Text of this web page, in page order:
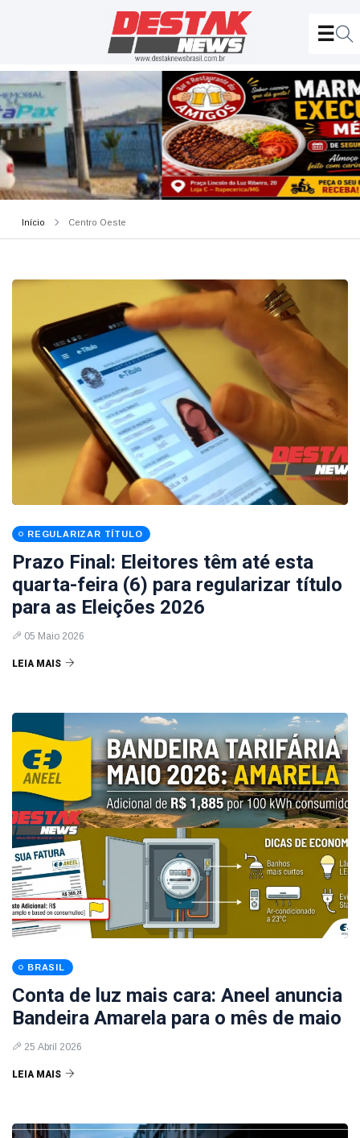
Início Centro Oeste
REGULARIZAR TÍTULO
Prazo Final: Eleitores têm até esta
quarta-feira (6) para regularizar título
para as Eleições 2026
05 Maio 2026
LEIA MAIS
BRASIL
Conta de luz mais cara: Aneel anuncia
Bandeira Amarela para o mês de maio
25 Abril 2026
LEIA MAIS